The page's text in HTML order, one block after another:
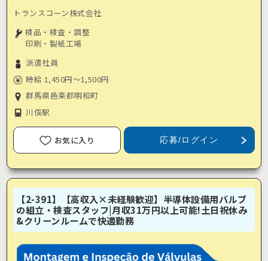
トランスコーン株式会社
検品・検査・調整
印刷・製紙工場
派遣社員
時給 1,450円～1,500円
群馬県邑楽郡明和町
川俣駅
お気に入り 応募/ログイン
【2-391】【高収入×未経験歓迎】半導体設備用バルブ
の組立・検査スタッフ|月収31万円以上可能!土日祝休み
&クリーンルームで快適勤務